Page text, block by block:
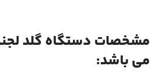
مشخصات دستگاه گلد
می باشد: